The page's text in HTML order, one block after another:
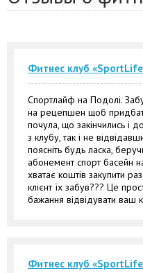
Фитнес клуб
Спортлайф на Подолі.
на рецепшен щоб
почула, що закінчились і
з клубу, так і не
поясніть будь ласка,
абонемент спорт басейн
хватає коштів закупити
клієнт їх забув??? Це
бажання відвідувати ваш
Фитнес клуб